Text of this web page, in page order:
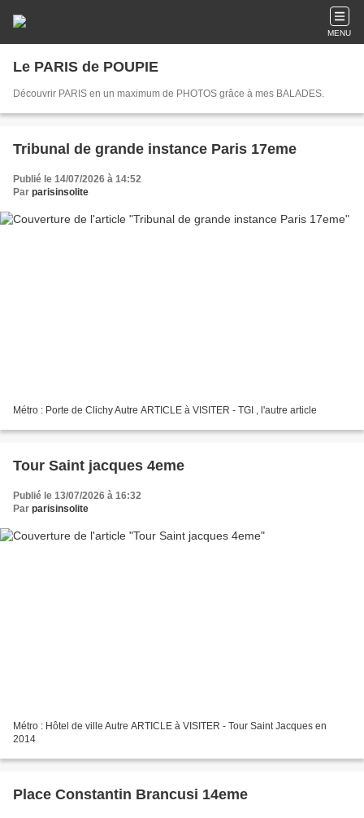
MENU
Le PARIS de POUPIE
Découvrir PARIS en un maximum de PHOTOS grâce à mes BALADES.
Tribunal de grande instance Paris 17eme
Publié le 14/07/2026 à 14:52
Par parisinsolite
Métro : Porte de Clichy Autre ARTICLE à VISITER - TGI , l'autre article
Tour Saint jacques 4eme
Publié le 13/07/2026 à 16:32
Par parisinsolite
Métro : Hôtel de ville Autre ARTICLE à VISITER - Tour Saint Jacques en
2014
Place Constantin Brancusi 14eme